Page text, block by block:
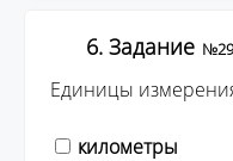
6. Задание
Единицы
километры